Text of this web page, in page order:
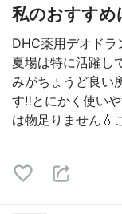
私のおすすめ
DHC薬用デオドラ
夏場は特に活躍し
みがちょうど良い
す‼︎とにかく使い
は物足りません💧